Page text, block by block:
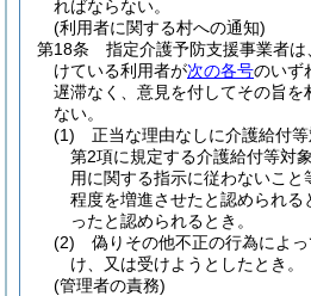
ればならない。
(利用者に関する村への通知)
第18条
指定介護予防支援事業者
けている利用者が次の各号のいず
遅滞なく、意見を付してその旨を
ない。
(1)
正当な理由なしに介護給付
第2項に規定する介護給付等対
用に関する指示に従わないこ
程度を増進させたと認められる
ったと認められるとき。
(2)
偽りその他不正の行為によ
け、又は受けようとしたとき。
(管理者の責務)